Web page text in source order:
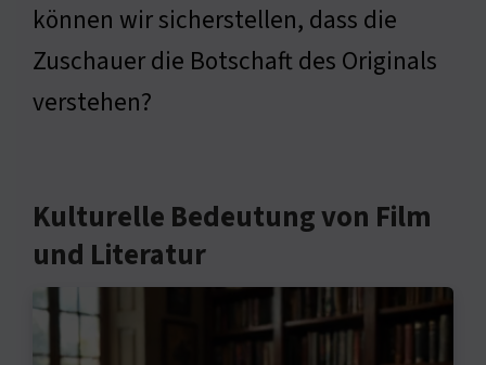
können wir sicherstellen, dass die
Zuschauer die Botschaft des Originals
verstehen?
Kulturelle Bedeutung von Film
und Literatur